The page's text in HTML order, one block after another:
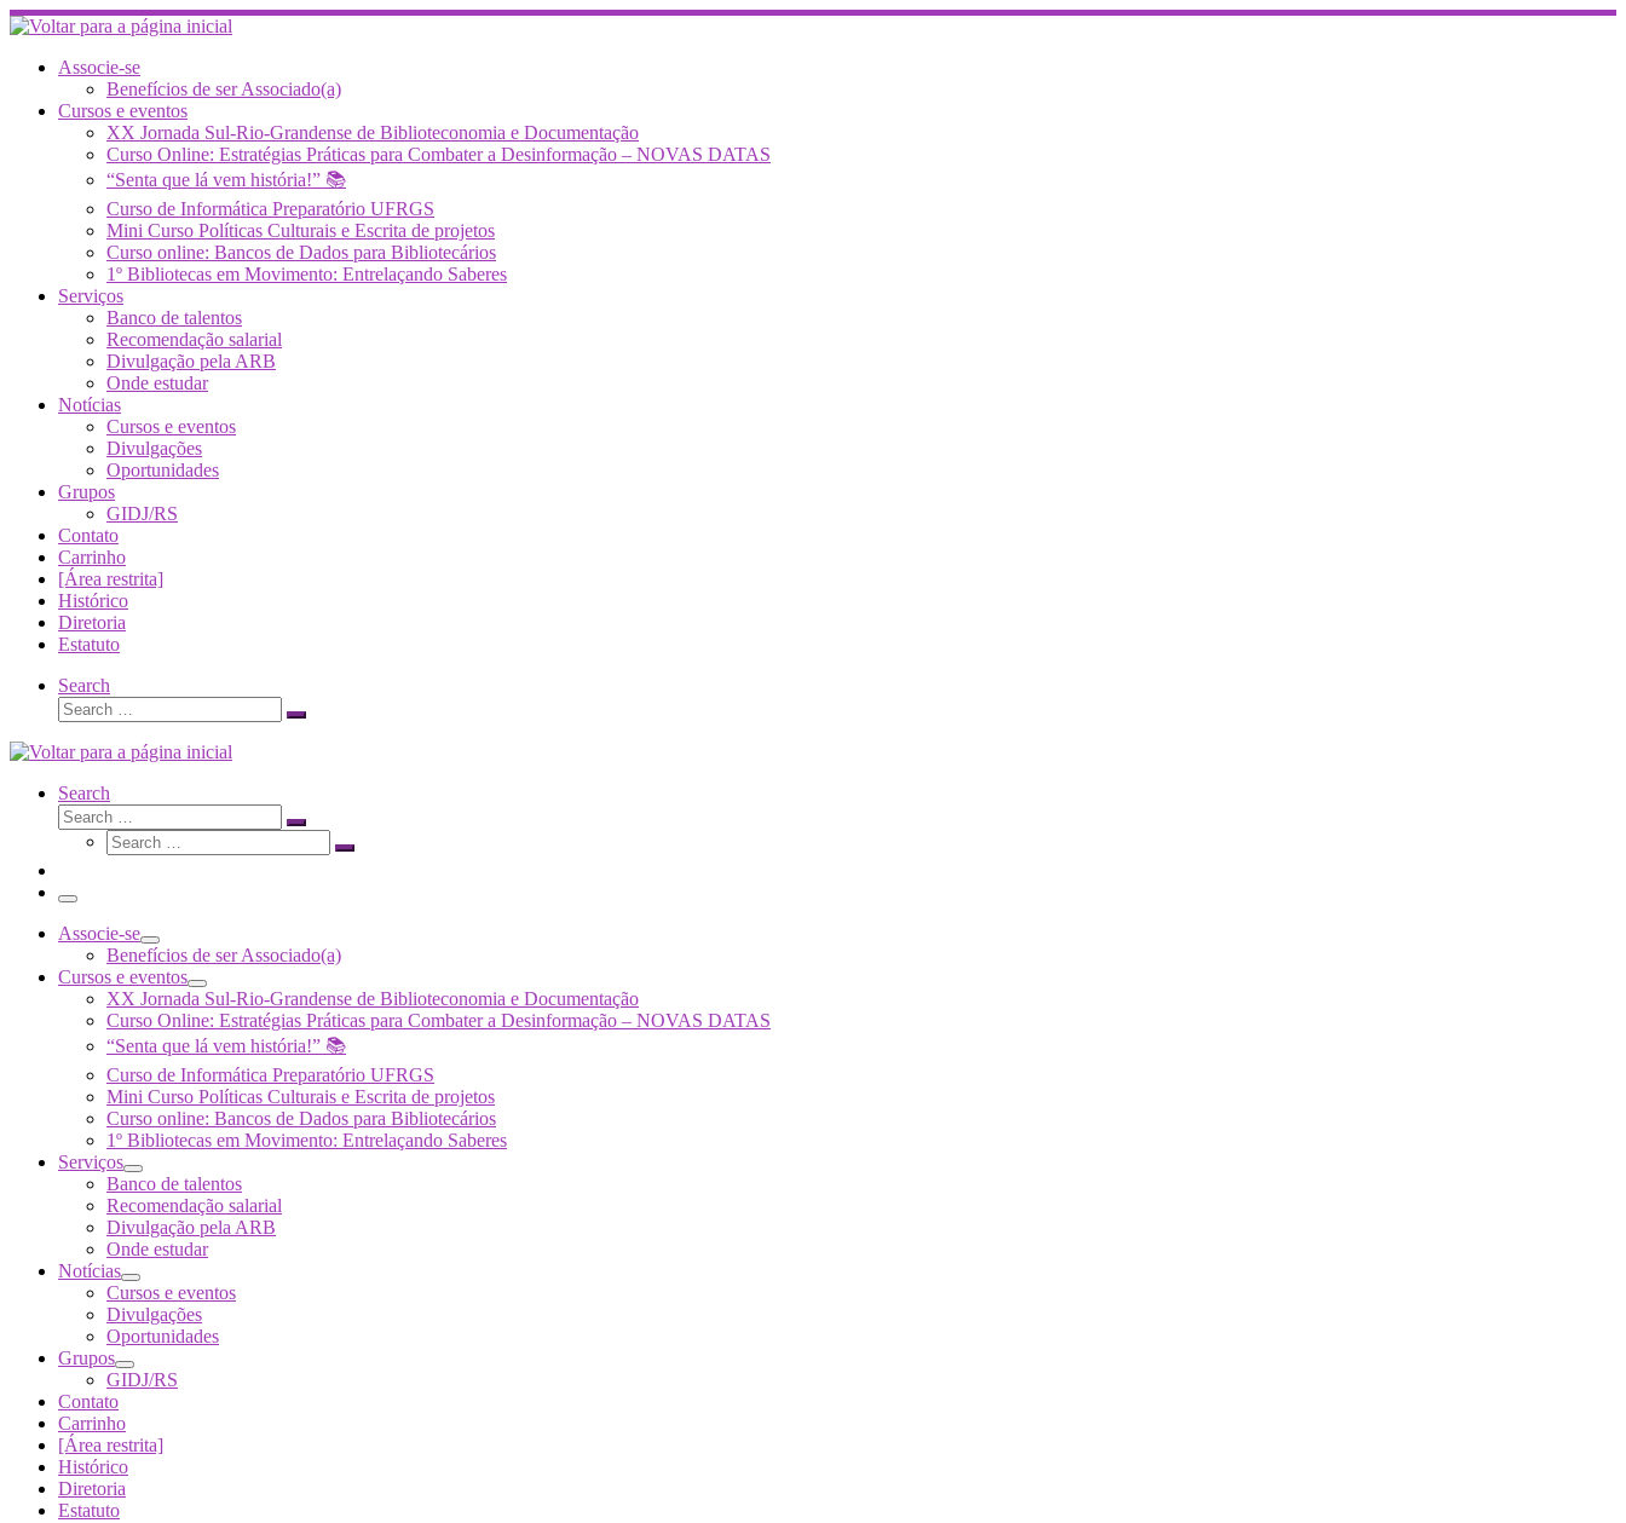
Skip
to
contentAssocie-se
Benefícios de ser Associado(a)
Cursos e eventos
XX Jornada Sul-Rio-Grandense de Biblioteconomia e Documentação
Curso Online: Estratégias Práticas para Combater a Desinformação – NOVAS DATAS
“Senta que lá vem história!” 📚
Curso de Informática Preparatório UFRGS
Mini Curso Políticas Culturais e Escrita de projetos
Curso online: Bancos de Dados para Bibliotecários
1º Bibliotecas em Movimento: Entrelaçando Saberes
Serviços
Banco de talentos
Recomendação salarial
Divulgação pela ARB
Onde estudar
Notícias
Cursos e eventos
Divulgações
Oportunidades
Grupos
GIDJ/RS
Contato
Carrinho
[Área restrita]
Histórico
Diretoria
Estatuto
Search
Search
Search
Search
Search
Search
Search
Search
Menu
Associe-se
Benefícios de ser Associado(a)
Cursos e eventos
XX Jornada Sul-Rio-Grandense de Biblioteconomia e Documentação
Curso Online: Estratégias Práticas para Combater a Desinformação – NOVAS DATAS
“Senta que lá vem história!” 📚
Curso de Informática Preparatório UFRGS
Mini Curso Políticas Culturais e Escrita de projetos
Curso online: Bancos de Dados para Bibliotecários
1º Bibliotecas em Movimento: Entrelaçando Saberes
Serviços
Banco de talentos
Recomendação salarial
Divulgação pela ARB
Onde estudar
Notícias
Cursos e eventos
Divulgações
Oportunidades
Grupos
GIDJ/RS
Contato
Carrinho
[Área restrita]
Histórico
Diretoria
Estatuto